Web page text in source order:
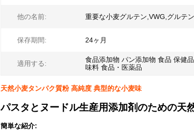
他の名前: 重要な小麦グルテン,VWG,グルテン
保存期間: 24ヶ月
適用する:
食品添加物 パン添加物 食品 保健
味料 食品・医薬品
天然小麦タンパク質粉 高純度 典型的な小麦味
パスタとヌードル生産用添加剤のための天
簡単な紹介: